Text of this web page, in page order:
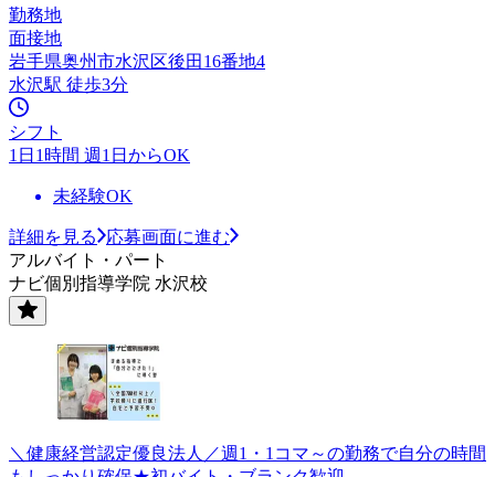
勤務地
面接地
岩手県奥州市水沢区後田16番地4
水沢駅 徒歩3分
シフト
1日1時間 週1日からOK
未経験OK
詳細を見る
応募画面に進む
アルバイト・パート
ナビ個別指導学院 水沢校
＼健康経営認定優良法人／週1・1コマ～の勤務で自分の時間